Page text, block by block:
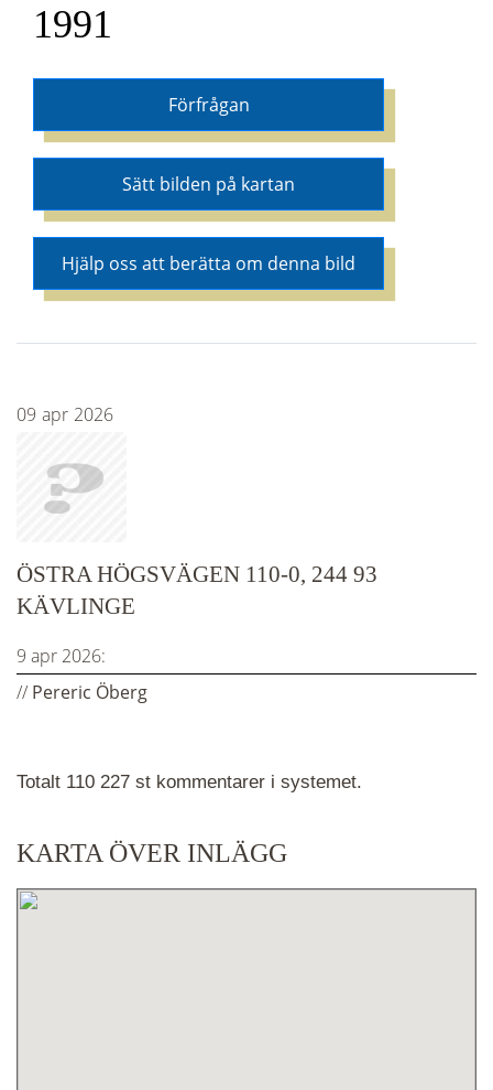
1991
Förfrågan
Sätt bilden på kartan
Hjälp oss att berätta om denna bild
Totalt 110 227 st kommentarer i systemet.
KARTA ÖVER INLÄGG
09 apr 2026
ÖSTRA HÖGSVÄGEN 110-0, 244 93
KÄVLINGE
9 apr 2026:
// Pereric Öberg